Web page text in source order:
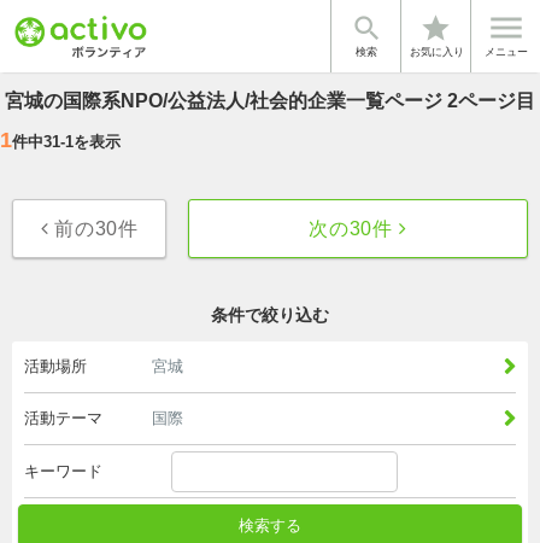

検索
star
お気に入り

メニュー
宮城の国際系NPO/公益法人/社会的企業一覧ページ 2ページ目
1件中31-1を表示
前の30件 次の30件
条件で絞り込む
活動場所 宮城
活動テーマ 国際
キーワード
検索する